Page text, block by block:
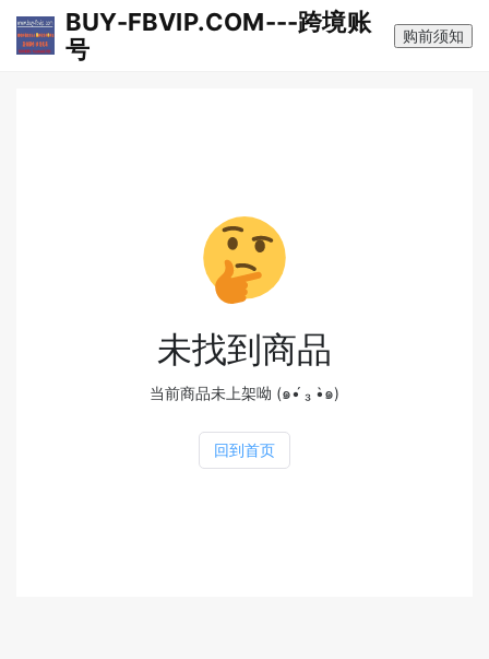
BUY-FBVIP.COM---跨境账
号
购前须知
未找到商品
当前商品未上架呦 (๑•́ ₃ •̀๑)
回到首页